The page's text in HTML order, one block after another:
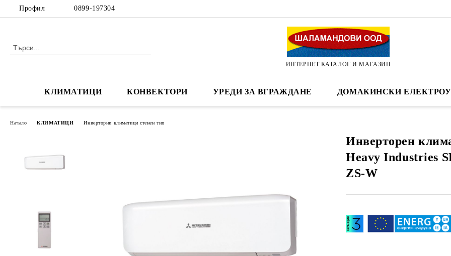
Профил 0899-197304
ИНТЕРНЕТ КАТАЛОГ И МАГАЗИН
КЛИМАТИЦИ КОНВЕКТОРИ УРЕДИ ЗА ВГРАЖДАНЕ ДОМАКИНСКИ
Начало КЛИМАТИЦИ Инверторни климатици стенен тип
Инверторен
Heavy Industries
ZS-W